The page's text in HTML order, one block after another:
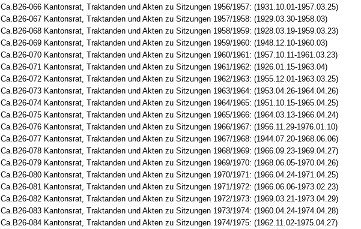
Ca.B26-066 Kantonsrat, Traktanden und Akten zu Sitzungen 1956/1957: (1931.10.01-1957.03.25)
Ca.B26-067 Kantonsrat, Traktanden und Akten zu Sitzungen 1957/1958: (1929.03.30-1958.03)
Ca.B26-068 Kantonsrat, Traktanden und Akten zu Sitzungen 1958/1959: (1928.03.19-1959.03.23)
Ca.B26-069 Kantonsrat, Traktanden und Akten zu Sitzungen 1959/1960: (1948.12.10-1960.03)
Ca.B26-070 Kantonsrat, Traktanden und Akten zu Sitzungen 1960/1961: (1957.10.11-1961.03.23)
Ca.B26-071 Kantonsrat, Traktanden und Akten zu Sitzungen 1961/1962: (1926.01.15-1963.04)
Ca.B26-072 Kantonsrat, Traktanden und Akten zu Sitzungen 1962/1963: (1955.12.01-1963.03.25)
Ca.B26-073 Kantonsrat, Traktanden und Akten zu Sitzungen 1963/1964: (1953.04.26-1964.04.26)
Ca.B26-074 Kantonsrat, Traktanden und Akten zu Sitzungen 1964/1965: (1951.10.15-1965.04.25)
Ca.B26-075 Kantonsrat, Traktanden und Akten zu Sitzungen 1965/1966: (1964.03.13-1966.04.24)
Ca.B26-076 Kantonsrat, Traktanden und Akten zu Sitzungen 1966/1967: (1956.11.29-1976.01.10)
Ca.B26-077 Kantonsrat, Traktanden und Akten zu Sitzungen 1967/1968: (1944.07.20-1968.06.06)
Ca.B26-078 Kantonsrat, Traktanden und Akten zu Sitzungen 1968/1969: (1966.09.23-1969.04.27)
Ca.B26-079 Kantonsrat, Traktanden und Akten zu Sitzungen 1969/1970: (1968.06.05-1970.04.26)
Ca.B26-080 Kantonsrat, Traktanden und Akten zu Sitzungen 1970/1971: (1966.04.24-1971.04.25)
Ca.B26-081 Kantonsrat, Traktanden und Akten zu Sitzungen 1971/1972: (1966.06.06-1973.02.23)
Ca.B26-082 Kantonsrat, Traktanden und Akten zu Sitzungen 1972/1973: (1969.03.21-1973.04.29)
Ca.B26-083 Kantonsrat, Traktanden und Akten zu Sitzungen 1973/1974: (1960.04.24-1974.04.28)
Ca.B26-084 Kantonsrat, Traktanden und Akten zu Sitzungen 1974/1975: (1962.11.02-1975.04.27)